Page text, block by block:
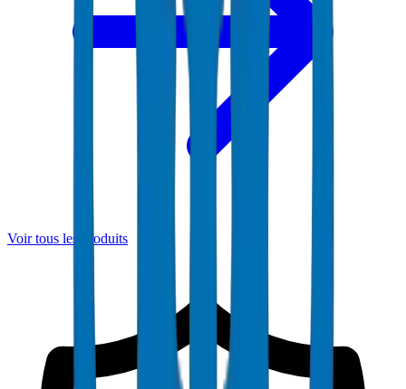
Voir tous les produits